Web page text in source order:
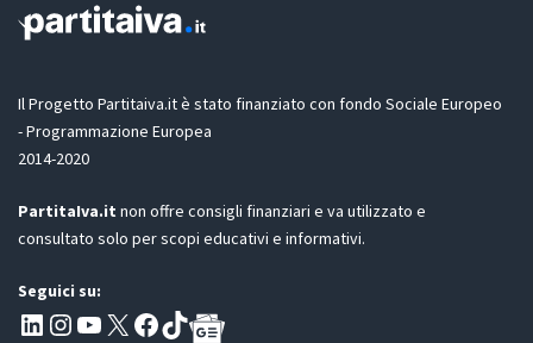
n
D
R
*
Il Progetto Partitaiva.it è stato finanziato con fondo Sociale Europeo
- Programmazione Europea
2014-2020
PartitaIva.it non offre consigli finanziari e va utilizzato e
consultato solo per scopi educativi e informativi.
Seguici su:
Pagina LinkedIn PartitaIva
Instagram
Canale YouTube Evoluzione - Partitaiva.it
X Segui PartitaIva su Facebook
TikTok